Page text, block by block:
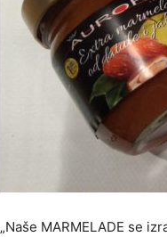
„Naše MARMELADE se